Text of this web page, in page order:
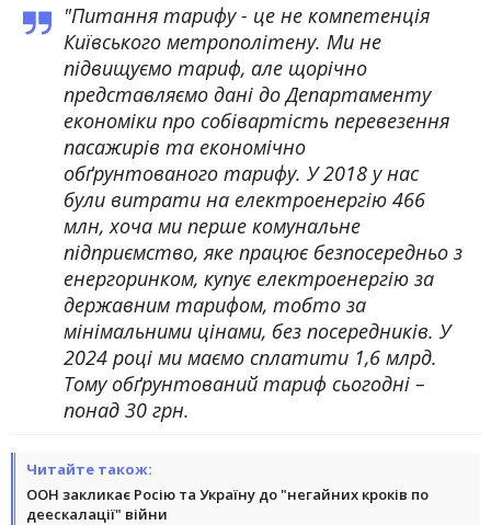
"Питання тарифу - це не компетенція
Київського метрополітену. Ми не
підвищуємо тариф, але щорічно
представляємо дані до Департаменту
економіки про собівартість перевезення
пасажирів та економічно
обґрунтованого тарифу. У 2018 у нас
були витрати на електроенергію 466
млн, хоча ми перше комунальне
підприємство, яке працює безпосередньо з
енергоринком, купує електроенергію за
державним тарифом, тобто за
мінімальними цінами, без посередників. У
2024 році ми маємо сплатити 1,6 млрд.
Тому обґрунтований тариф сьогодні –
понад 30 грн.
Читайте також:
ООН закликає Росію та Україну до "негайних кроків по
деескалації" війни